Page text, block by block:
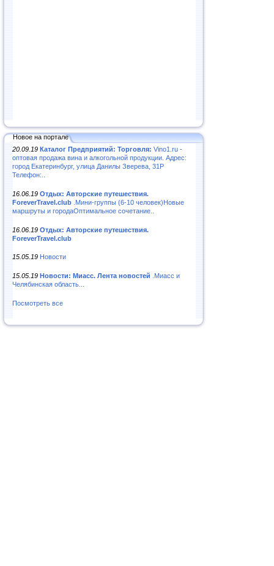
Новое на портале
20.09.19 Каталог Предприятий: Торговля: Vino1.ru -
оптовая продажа вина и алкогольной продукции. Адрес:
город Екатеринбург, улица Данилы Зверева, 31Р
Телефон:..
16.06.19 Отдых: Авторские путешествия.
ForeverTravel.club .Мини-группы (6-10 человек)Новые
маршруты и городаОптимальное сочетание..
16.06.19 Отдых: Авторские путешествия.
ForeverTravel.club
15.05.19 Новости
15.05.19 Новости: Миасс. Лента новостей .Миасс и
Челябинская область...
Посмотреть все